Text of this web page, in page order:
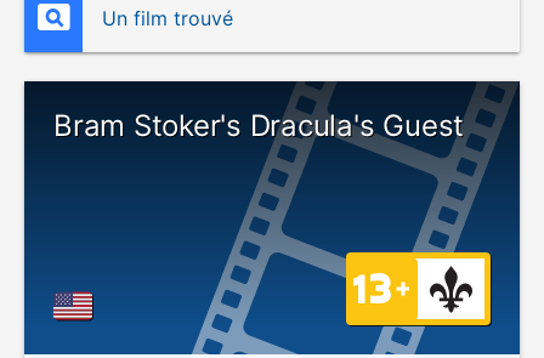
Un film trouvé
Bram Stoker's Dracula's Guest